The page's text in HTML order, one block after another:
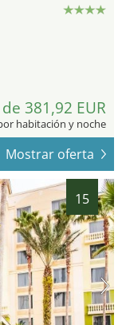
de 381,92 EUR
habitación y noche
Mostrar oferta
15